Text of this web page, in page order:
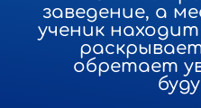
заведение, а
ученик
обретает